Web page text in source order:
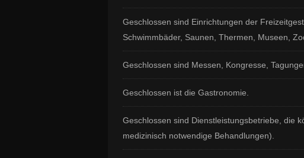
Geschlossen sind Einrichtungen der
Schwimmbäder, Saunen, Thermen, Museen,
Geschlossen sind Messen, Kongresse,
Geschlossen ist die Gastronomie.
Geschlossen sind Dienstleistungsbetriebe, die
medizinisch notwendige Behandlungen).